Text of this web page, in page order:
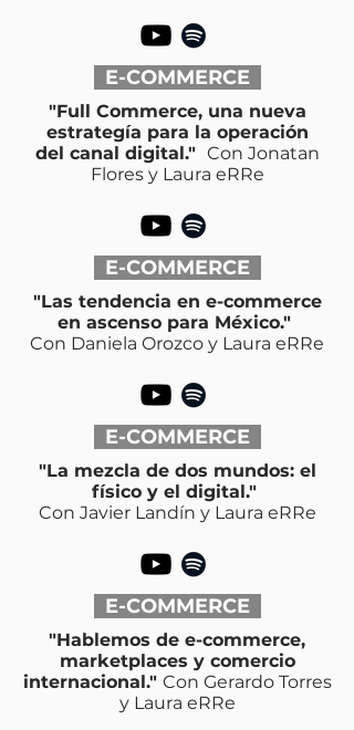
E-COMMERCE
"Full Commerce, una nueva
estrategía para la operación
del canal digital." Con Jonatan
Flores y Laura eRRe
E-COMMERCE
"Las tendencia en e-commerce
en ascenso para México."
Con Daniela Orozco y Laura eRRe
E-COMMERCE
"La mezcla de dos mundos: el
físico y el digital."
Con Javier Landín y Laura eRRe
E-COMMERCE
"Hablemos de e-commerce,
marketplaces y comercio
internacional." Con Gerardo Torres
y Laura eRRe